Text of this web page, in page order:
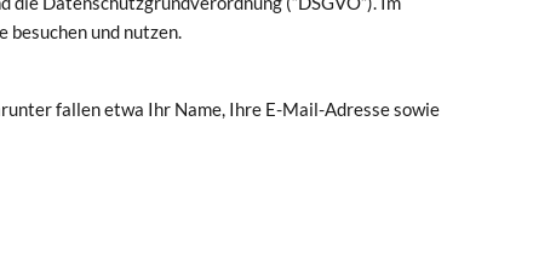
besuchen und nutzen.
fallen etwa Ihr Name, Ihre E-Mail-Adresse sowie